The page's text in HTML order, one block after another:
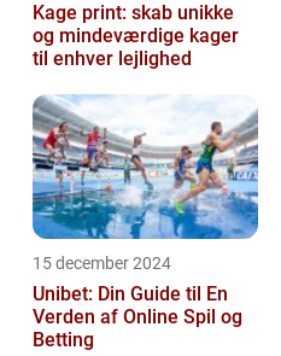
Kage print: skab unikke
og mindeværdige kager
til enhver lejlighed
15 december 2024
Unibet: Din Guide til En
Verden af Online Spil og
Betting